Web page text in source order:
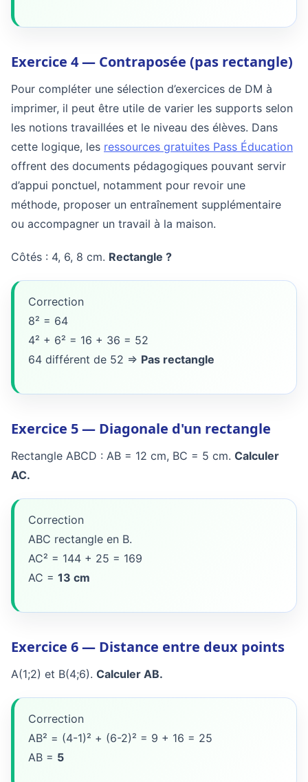
Exercice 4 — Contraposée (pas rectangle)
Pour compléter une sélection d’exercices de DM à
imprimer, il peut être utile de varier les supports selon
les notions travaillées et le niveau des élèves. Dans
cette logique, les ressources gratuites Pass Éducation
offrent des documents pédagogiques pouvant servir
d’appui ponctuel, notamment pour revoir une
méthode, proposer un entraînement supplémentaire
ou accompagner un travail à la maison.
Côtés : 4, 6, 8 cm. Rectangle ?
Correction
8² = 64
4² + 6² = 16 + 36 = 52
64 différent de 52 => Pas rectangle
Exercice 5 — Diagonale d'un rectangle
Rectangle ABCD : AB = 12 cm, BC = 5 cm. Calculer
AC.
Correction
ABC rectangle en B.
AC² = 144 + 25 = 169
AC = 13 cm
Exercice 6 — Distance entre deux points
A(1;2) et B(4;6). Calculer AB.
Correction
AB² = (4-1)² + (6-2)² = 9 + 16 = 25
AB = 5